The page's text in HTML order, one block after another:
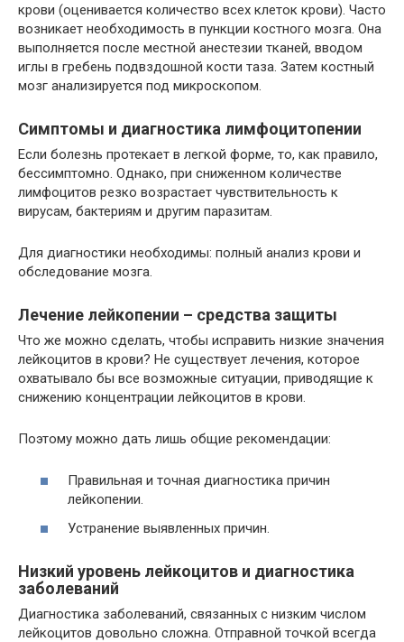
крови (оценивается количество всех клеток крови). Часто
возникает необходимость в пункции костного мозга. Она
выполняется после местной анестезии тканей, вводом
иглы в гребень подвздошной кости таза. Затем костный
мозг анализируется под микроскопом.
Симптомы и диагностика лимфоцитопении
Если болезнь протекает в легкой форме, то, как правило,
бессимптомно. Однако, при сниженном количестве
лимфоцитов резко возрастает чувствительность к
вирусам, бактериям и другим паразитам.
Для диагностики необходимы: полный анализ крови и
обследование мозга.
Лечение лейкопении – средства защиты
Что же можно сделать, чтобы исправить низкие значения
лейкоцитов в крови? Не существует лечения, которое
охватывало бы все возможные ситуации, приводящие к
снижению концентрации лейкоцитов в крови.
Поэтому можно дать лишь общие рекомендации:
Правильная и точная диагностика причин
лейкопении.
Устранение выявленных причин.
Низкий уровень лейкоцитов и диагностика
заболеваний
Диагностика заболеваний, связанных с низким числом
лейкоцитов довольно сложна. Отправной точкой всегда